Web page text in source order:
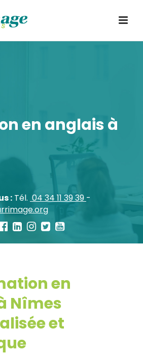
en anglais à
: Tél. 04 34 11 39 39 -
en
Nîmes
et